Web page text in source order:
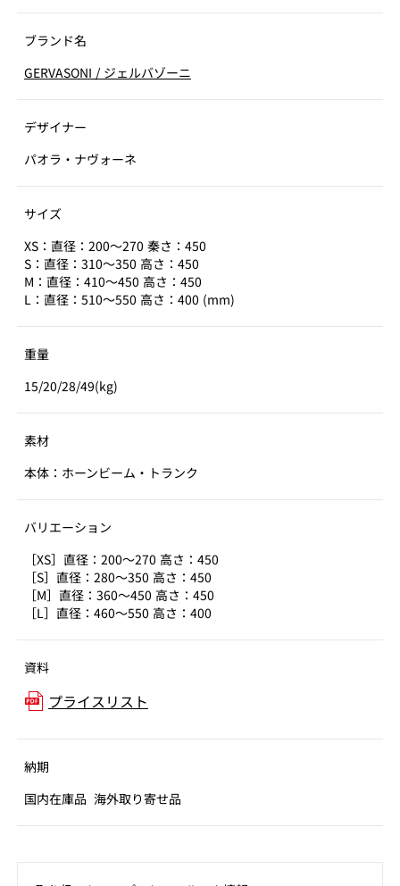
ブランド名
GERVASONI / ジェルバゾーニ
デザイナー
パオラ・ナヴォーネ
サイズ
XS：直径：200～270 秦さ：450
S：直径：310～350 高さ：450
M：直径：410～450 高さ：450
L：直径：510～550 高さ：400 (mm)
重量
15/20/28/49(kg)
素材
本体：ホーンビーム・トランク
バリエーション
［XS］直径：200～270 高さ：450
［S］直径：280～350 高さ：450
［M］直径：360～450 高さ：450
［L］直径：460～550 高さ：400
資料
プライスリスト
納期
国内在庫品 海外取り寄せ品